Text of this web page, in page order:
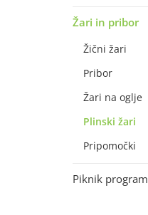
Žari in pribor
Žični žari
Pribor
Žari na oglje
Plinski žari
Pripomočki
Piknik program